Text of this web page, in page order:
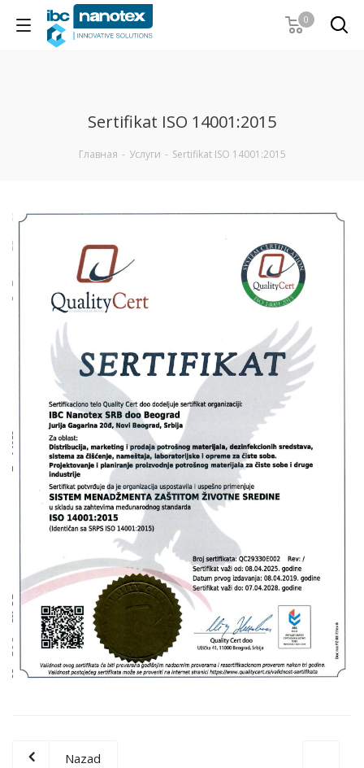
0
Sertifikat ISO 14001:2015
Главная - Услуги - Sertifikat ISO 14001:2015
Nazad